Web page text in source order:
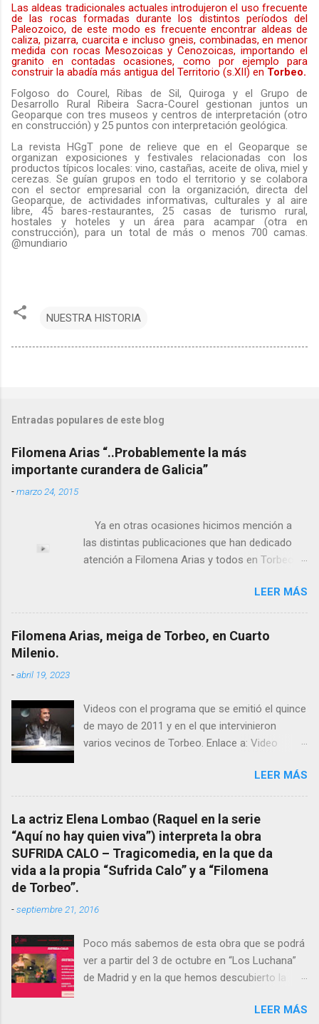
Las aldeas tradicionales actuales introdujeron el uso frecuente
de las rocas formadas durante los distintos períodos del
Paleozoico, de este modo es frecuente encontrar aldeas de
caliza, pizarra, cuarcita e incluso gneis, combinadas, en menor
medida con rocas Mesozoicas y Cenozoicas, importando el
granito en contadas ocasiones, como por ejemplo para
construir la abadía más antigua del Territorio (s.XII) en Torbeo.
Folgoso do Courel, Ribas de Sil, Quiroga y el Grupo de
Desarrollo Rural Ribeira Sacra-Courel gestionan juntos un
Geoparque con tres museos y centros de interpretación (otro
en construcción) y 25 puntos con interpretación geológica.
La revista HGgT pone de relieve que en el Geoparque se
organizan exposiciones y festivales relacionadas con los
productos típicos locales: vino, castañas, aceite de oliva, miel y
cerezas. Se guían grupos en todo el territorio y se colabora
con el sector empresarial con la organización, directa del
Geoparque, de actividades informativas, culturales y al aire
libre, 45 bares-restaurantes, 25 casas de turismo rural,
hostales y hoteles y un área para acampar (otra en
construcción), para un total de más o menos 700 camas.
@mundiario
NUESTRA HISTORIA
Entradas populares de este blog
Filomena Arias “..Probablemente la más
importante curandera de Galicia”
-marzo 24, 2015
Ya en otras ocasiones hicimos mención a
las distintas publicaciones que han dedicado
atención a Filomena Arias y todos en Torbeo
el pasado siglo tuvo esta “curandeira” por sus
“obras y milagros”, pero también como
excelente difusora del nombre de nuestro
pueblo, no en vano es reconocida por muchos
mención a ANTON PATIÑO REGUEIRA (ya
fallecido) cuyo empeño por estudiar y dar a
conocer a esta “sabia” y por ende a Torbeo no
También reproducimos integro el articulo que
en el año 2000 publico Ángel Arnaiz recogiendo
información de primera mano que le
suministraron David (nieto de Filomena) y
algunos vecinos mas del pueblo.
Dejamos para otro momento la ...
LEER MÁS
Filomena Arias, meiga de Torbeo, en Cuarto
Milenio.
-abril 19, 2023
Videos con el programa que se emitió el quince
de mayo de 2011 y en el que intervinieron
varios vecinos de Torbeo. Enlace a: Video
completo emitido en CUARTO MILENIO En
Facebook otra copia con mejor resolución:
Facebook CUARTO MILENIO - Filomena Arias.
LEER MÁS
La actriz Elena Lombao (Raquel en la serie
“Aquí no hay quien viva”) interpreta la obra
SUFRIDA CALO – Tragicomedia, en la que da
vida a la propia “Sufrida Calo” y a “Filomena
de Torbeo”.
-septiembre 21, 2016
Poco más sabemos de esta obra que se podrá
ver a partir del 3 de octubre en “Los Luchana”
de Madrid y en la que hemos descubierto la
verla.- Sinopsis corta SUFRIDA CALO muere y
LEER MÁS